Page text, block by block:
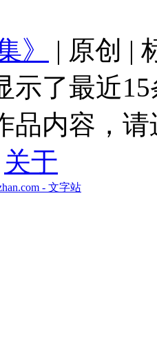
》
| 原创 |
示了最近
品内容，
关于
- 文字站